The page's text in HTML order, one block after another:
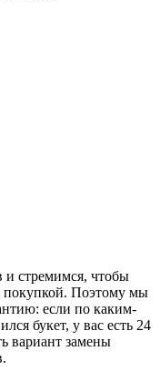
и стремимся, чтобы
покупкой. Поэтому мы
если по каким-
букет, у вас есть 24
вариант замены